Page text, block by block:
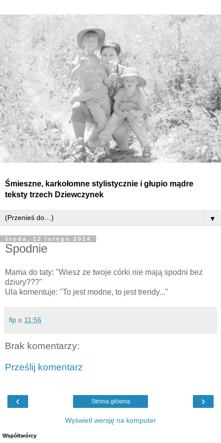
Śmieszne, karkołomne stylistycznie i głupio mądre
teksty trzech Dziewczynek
▼
środa, 12 lutego 2014
Spodnie
Mama do taty: "Wiesz ze twoje córki nie mają spodni bez
dziury???"
Ula komentuje: "To jest modne, to jest trendy..."
flp o 11:56
Brak komentarzy:
Prześlij komentarz
‹ ›
Strona główna
Wyświetl wersję na komputer
Współtwórcy